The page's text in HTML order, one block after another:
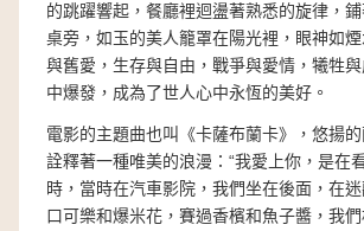
的跳躍響起，餐廳裡迴盪著熟悉的旋律，
桌旁，如玉的美人籠罩在陽光裡，眼神如
與舊愛，生存與自由，戰爭與愛情，犧牲
中爆發，成為了世人心中永恆的美好。
電影的主題曲也叫《卡薩布蘭卡》，悠揚
詮釋著一種唯美的浪漫：“我愛上你，是在
時，當時在汽車影院，我們坐在後面，在
口可樂和爆米花，賽過香檳和魚子醬，我